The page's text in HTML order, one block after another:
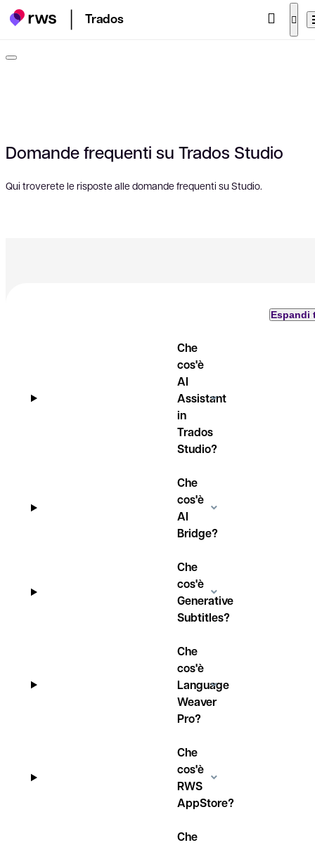
Trados
Domande frequenti su Trados Studio
Qui troverete le risposte alle domande frequenti su Studio.
Espandi
Che
cos'è
AI
Assistant
in
Trados
Studio?
Che
cos'è
AI
Bridge?
Che
cos'è
Generative
Subtitles?
Che
cos'è
Language
Weaver
Pro?
Che
cos'è
RWS
AppStore?
Che